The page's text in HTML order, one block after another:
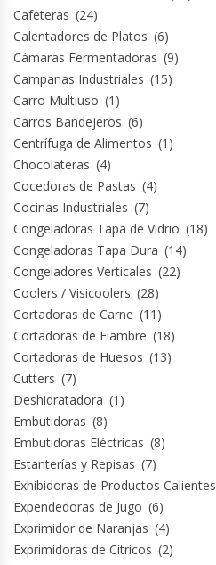
Módulos De Acero Inoxidable
Moledoras De Carne
Molinillos Para Café
Mural De Lácteos
Ofertas Del Mes
Ollas Arroceras
Ovilladoras – Divisoras De Masa
Peladora De Papas
Picador De Hielo
Planchas Churrasqueras
Procesadoras De Alimentos
Puntos De Venta
Cafeteras (24)
Calentadores de Platos (6)
Cámaras Fermentadoras (9)
Campanas Industriales (15)
Carro Multiuso (1)
Carros Bandejeros (6)
Centrífuga de Alimentos (1)
Chocolateras (4)
Cocedoras de Pastas (4)
Cocinas Industriales (7)
Congeladoras Tapa de Vidrio (18)
Congeladoras Tapa Dura (14)
Congeladores Verticales (22)
Coolers / Visicoolers (28)
Cortadoras de Carne (11)
Cortadoras de Fiambre (18)
Cortadoras de Huesos (13)
Cutters (7)
Deshidratadora (1)
Embutidoras (8)
Embutidoras Eléctricas (8)
Estanterías y Repisas (7)
Exhibidoras de Productos Calientes
Expendedoras de Jugo (6)
Exprimidor de Naranjas (4)
Exprimidoras de Cítricos (2)